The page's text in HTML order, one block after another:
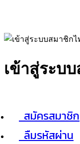
เข้าสู่ระบ
สมัครสมาชิก
ลืมรหัสผ่าน